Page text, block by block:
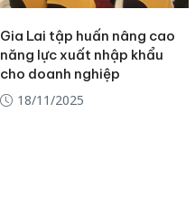
Gia Lai tập huấn nâng cao
năng lực xuất nhập khẩu
cho doanh nghiệp
18/11/2025